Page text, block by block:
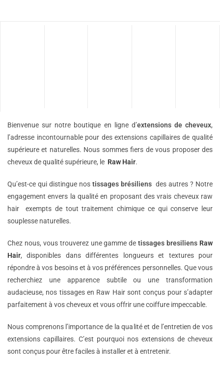
Bienvenue sur notre boutique en ligne d’extensions decheveux,
l’adresse incontournable pour des extensions capillaires de qualité
supérieure et naturelles. Nous sommes fiers de vous proposer des
cheveux de qualité supérieure, le Raw Hair.
Qu’est-ce qui distingue nos tissages brésiliens des autres ? Notre
engagement envers la qualité en proposant des vrais cheveux raw
hair exempts de tout traitement chimique ce qui conserve leur
souplesse naturelles.
Chez nous, vous trouverez une gamme detissages bresiliens Raw
Hair, disponibles dans différentes longueurs et textures pour
répondre à vos besoins et à vos préférences personnelles. Que vous
recherchiez une apparence subtile ou une transformation
audacieuse, nos tissages en Raw Hair sont conçus pour s’adapter
parfaitement à vos cheveux et vous offrir une coiffure impeccable.
Nous comprenons l’importance de la qualité et de l’entretien de vos
extensions capillaires. C’est pourquoi nos extensions de cheveux
sont conçus pour être faciles à installer et à entretenir.